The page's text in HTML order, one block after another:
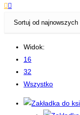
Widok:
16
32
Wszystko